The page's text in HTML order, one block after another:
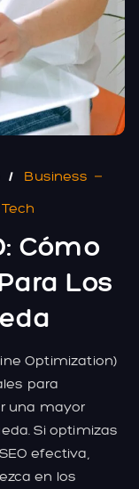
Business
Tech
Cómo
Los
Optimization)
para
una mayor
Si optimizas
efectiva,
en los